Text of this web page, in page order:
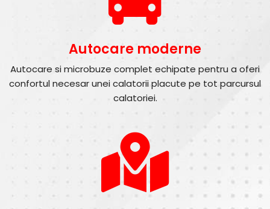
Autocare moderne
Autocare si microbuze complet echipate pentru a oferi
confortul necesar unei calatorii placute pe tot parcursul
calatoriei.